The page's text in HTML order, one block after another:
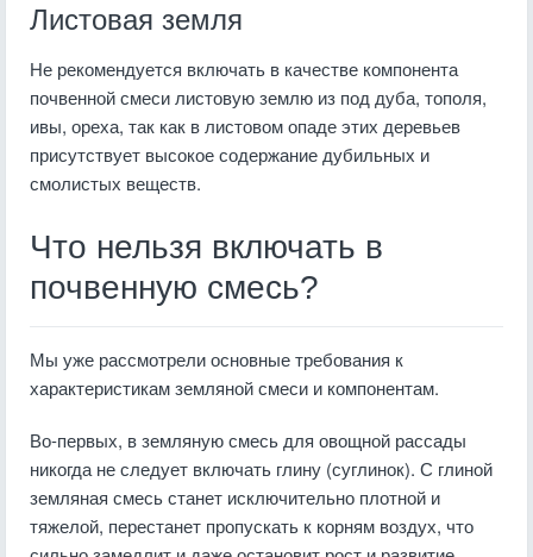
Листовая земля
Не рекомендуется включать в качестве компонента
почвенной смеси листовую землю из под дуба, тополя,
ивы, ореха, так как в листовом опаде этих деревьев
присутствует высокое содержание дубильных и
смолистых веществ.
Что нельзя включать в
почвенную смесь?
Мы уже рассмотрели основные требования к
характеристикам земляной смеси и компонентам.
Во-первых, в земляную смесь для овощной рассады
никогда не следует включать глину (суглинок). С глиной
земляная смесь станет исключительно плотной и
тяжелой, перестанет пропускать к корням воздух, что